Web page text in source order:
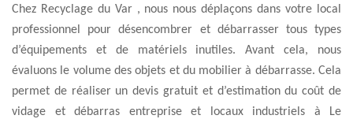
Chez Recyclage du Var , nous nous déplaçons dans votre local
professionnel pour désencombrer et débarrasser tous types
d’équipements et de matériels inutiles. Avant cela, nous
évaluons le volume des objets et du mobilier à débarrasse. Cela
permet de réaliser un devis gratuit et d’estimation du coût de
vidage et débarras entreprise et locaux industriels à Le